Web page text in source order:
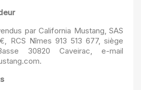
par California Mustang, SAS
RCS Nîmes 913 513 677, siège
30820 Caveirac, e-mail